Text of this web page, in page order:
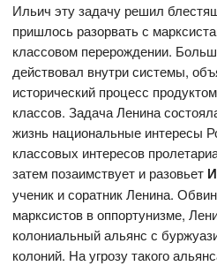
Ильич эту задачу решил
пришлось разорвать с
классовом перерождении.
действовал внутри системы,
исторический процесс
классов. Задача Ленина
жизнь национальные интересы
классовых интересов
затем позаимствует и разовьет
ученик и соратник Ленина.
марксистов в оппортунизме,
колониальный альянс с
колоний. На угрозу такого